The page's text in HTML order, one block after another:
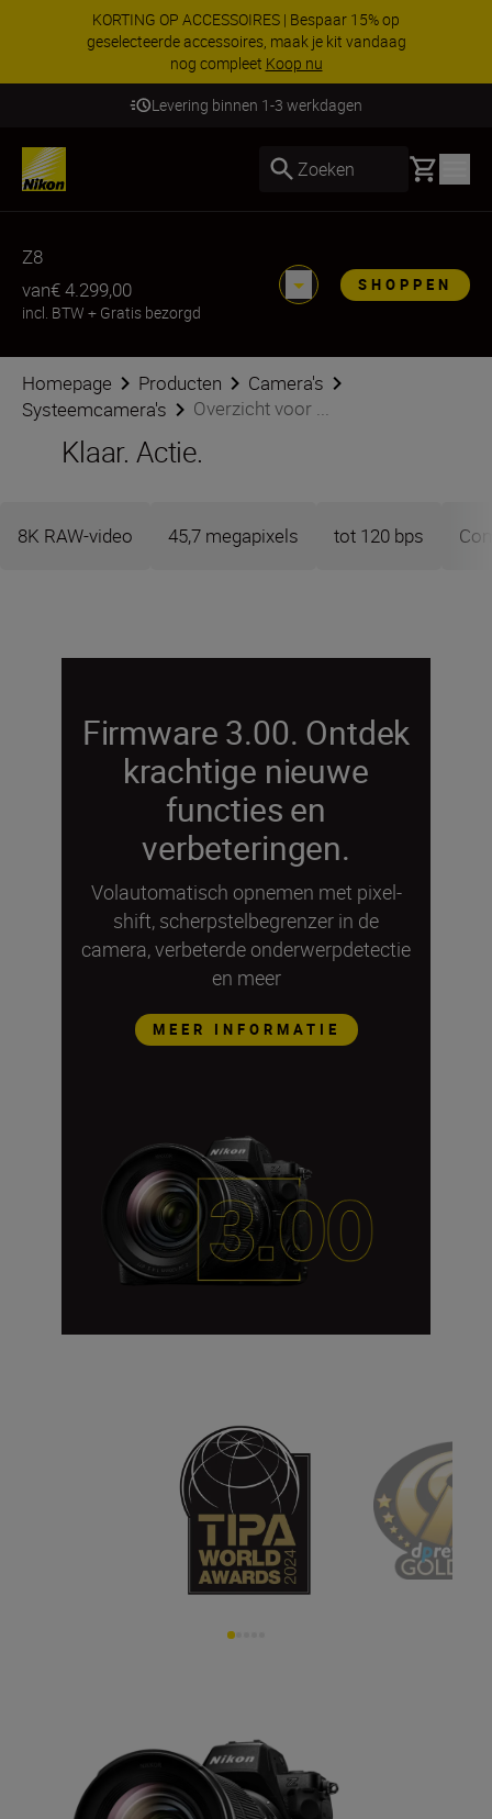
KORTING OP ACCESSOIRES | Bespaar 15% op
geselecteerde accessoires, maak je kit vandaag
nog compleet Koop nu
Levering binnen 1-3 werkdagen
Zoeken Basket
Z8
van€ 4.299,00
incl. BTW + Gratis bezorgd
SHOPPEN
Homepage Producten
Camera's
Systeemcamera's
Overzicht voor ...
Klaar. Actie.
8K RAW-video 45,7 megapixels tot 120 bps
Firmware 3.00. Ontdek
krachtige nieuwe
functies en
verbeteringen.
Volautomatisch opnemen met pixel-
shift, scherpstelbegrenzer in de
camera, verbeterde onderwerpdetectie
en meer
MEER INFORMATIE